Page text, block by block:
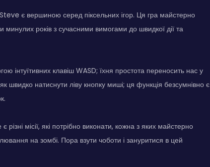
є вершиною серед піксельних ігор. Ця гра майстерно
минулих років з сучасними вимогами до швидкої дії та
інтуїтивних клавіш WASD; їхня простота переносить нас у
швидко натиснути ліву кнопку миші; ця функція безсумнівно є
місії, які потрібно виконати, кожна з яких майстерно
на зомбі. Пора взути чоботи і зануритися в цей